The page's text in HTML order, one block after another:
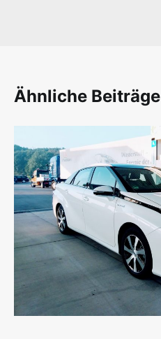
Ähnliche Beiträge